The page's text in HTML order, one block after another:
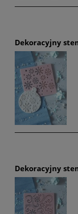
Dekoracyjny
Dekoracyjny